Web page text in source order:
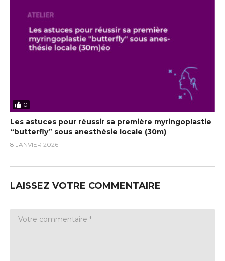
0
Les astuces pour réussir sa première myringoplastie
“butterfly” sous anesthésie locale (30m)
8 JANVIER 2026
LAISSEZ VOTRE COMMENTAIRE